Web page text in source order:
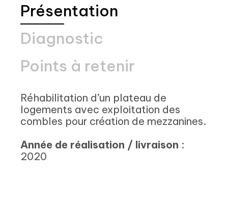
Présentation
Diagnostic
Points à retenir
Réhabilitation d’un plateau de
logements avec exploitation des
combles pour création de mezzanines.
Année de réalisation / livraison :
2020